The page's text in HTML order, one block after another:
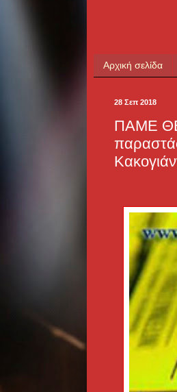
Αρχική σελίδα
28 Σεπ 2018
ΠΑΜΕ